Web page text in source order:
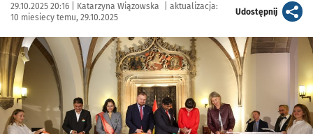
Data publikacji:
29.10.2025 20:16 | Autor:
Katarzyna Wiązowska
aktualizacja:
10 miesiecy temu, 29.10.2025
Udostępnijartykuł
Kliknij, aby zobaczyć galerię
Kliknij, aby powiększyć